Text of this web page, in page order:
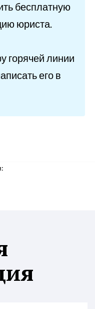
бесплатную
юриста.
горячей линии
его в